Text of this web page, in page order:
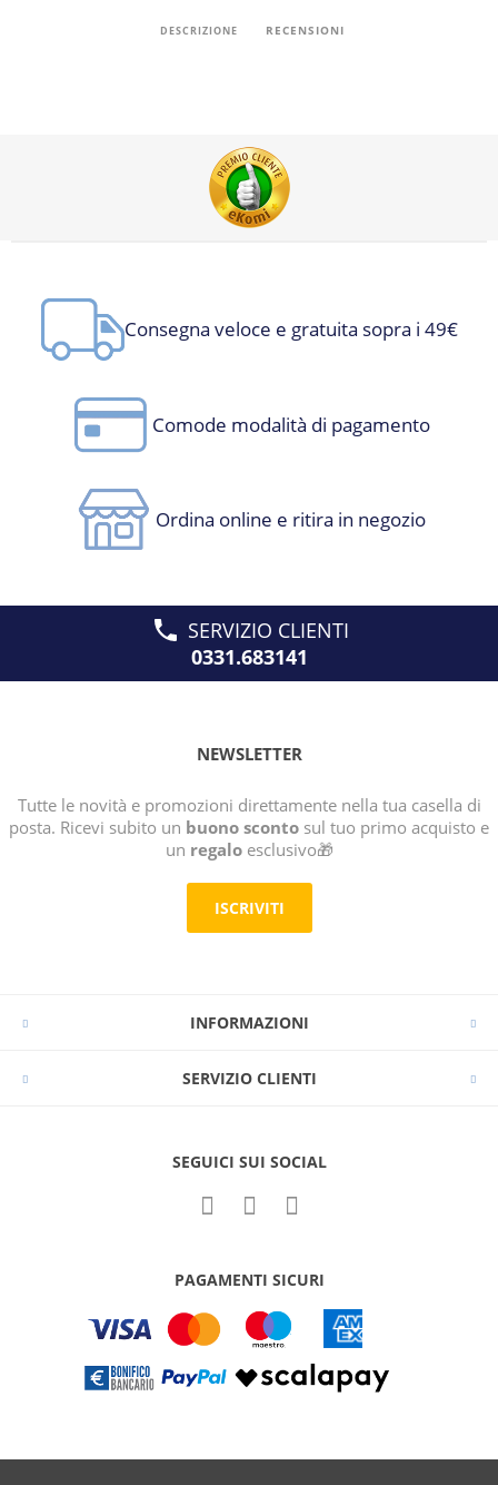
DESCRIZIONE RECENSIONI
Consegna veloce e gratuita sopra i 49€
Comode modalità di pagamento
Ordina online e ritira in negozio
SERVIZIO CLIENTI
0331.683141
NEWSLETTER
Tutte le novità e promozioni direttamente nella tua casella di
posta. Ricevi subito un buono sconto sul tuo primo acquisto e
un regaloesclusivo🎁
ISCRIVITI
INFORMAZIONI
SERVIZIO CLIENTI
SEGUICI SUI SOCIAL
PAGAMENTI SICURI